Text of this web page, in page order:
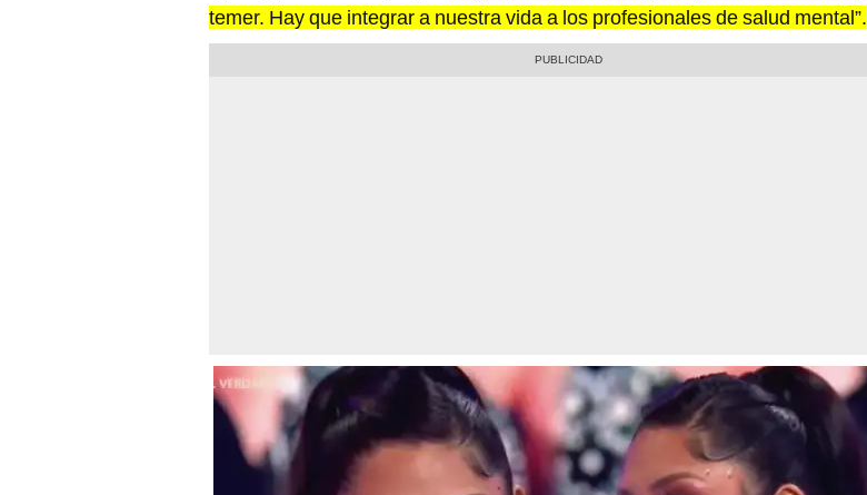
temer. Hay que integrar a nuestra vida a los profesionales de salud mental”.